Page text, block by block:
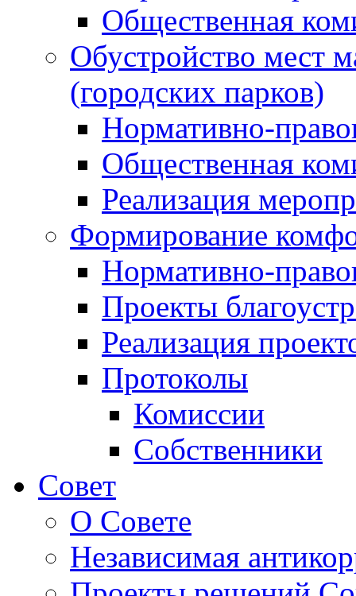
Общественная
Обустройство мест
(городских парков)
Нормативно-
Общественная
Реализация
Формирование
Нормативно-
Проекты
Реализация
Протоколы
Комиссии
Собственники
Совет
О Совете
Независимая